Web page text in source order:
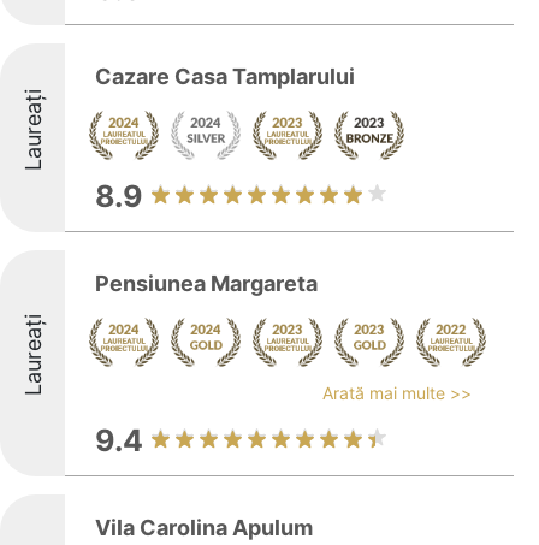
Laureați
Cazare Casa Tamplarului
8.9
Laureați
Pensiunea Margareta
Arată mai multe >>
9.4
Vila Carolina Apulum